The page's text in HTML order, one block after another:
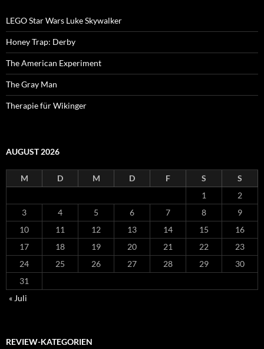
LEGO Star Wars Luke Skywalker
Honey Trap: Derby
The American Experiment
The Gray Man
Therapie für Wikinger
AUGUST 2026
M D M D F S
S
1
2
3
4 5 6 7 8
9
10
11 12 13 14 15
16
17
18 19 20 21 22
23
24
25 26 27 28 29
30
31
« Juli
REVIEW-KATEGORIEN